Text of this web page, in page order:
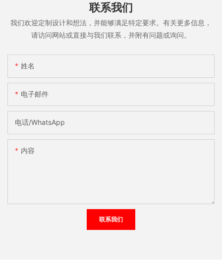
联系我们
我们欢迎定制设计和想法，并能够满足特定要求。有关更多信息，
请访问网站或直接与我们联系，并附有问题或询问。
姓名
电子邮件
电话/WhatsApp
内容
联系我们